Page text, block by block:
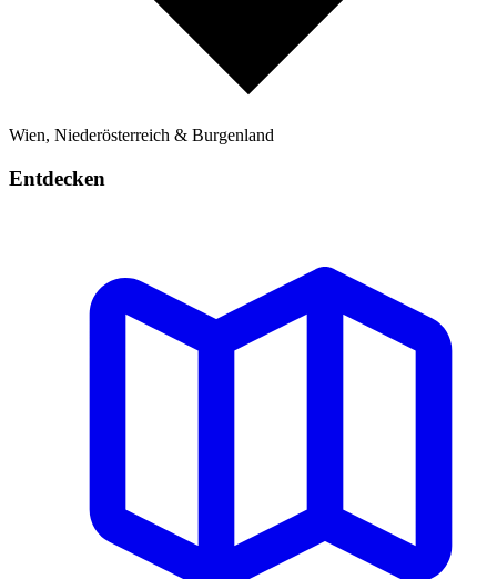
Wien, Niederösterreich & Burgenland
Entdecken